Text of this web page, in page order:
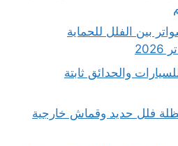
بين الفلل للحماية
والحدائق ثابتة
فلل حديد وقماش خارجية